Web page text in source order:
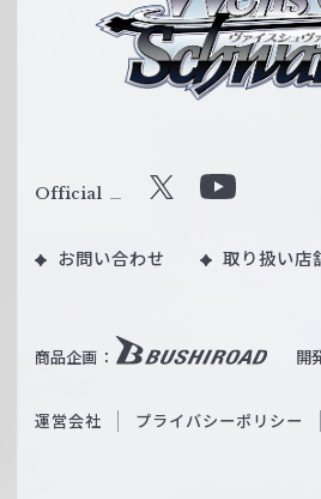
ス
ル
W
ß
c
商品企画： 開
Official X
u
b
O
お問い合わせ 取り扱い店
運営会社 プライバシーポリシー